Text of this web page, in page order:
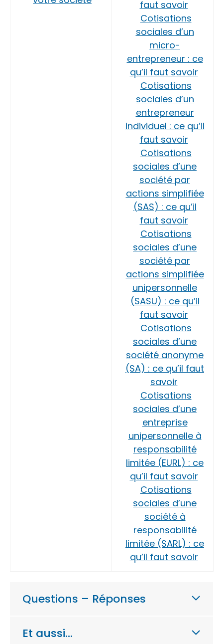
faut savoir
Cotisations
sociales d’un
micro-
entrepreneur : ce
qu’il faut savoir
Cotisations
sociales d’un
entrepreneur
individuel : ce qu’il
faut savoir
Cotisations
sociales d’une
société par
actions simplifiée
(SAS) : ce qu’il
faut savoir
Cotisations
sociales d’une
société par
actions simplifiée
unipersonnelle
(SASU) : ce qu’il
faut savoir
Cotisations
sociales d’une
société anonyme
(SA) : ce qu’il faut
savoir
Cotisations
sociales d’une
entreprise
unipersonnelle à
responsabilité
limitée (EURL) : ce
qu’il faut savoir
Cotisations
sociales d’une
société à
responsabilité
limitée (SARL) : ce
qu’il faut savoir
Questions – Réponses
Et aussi…